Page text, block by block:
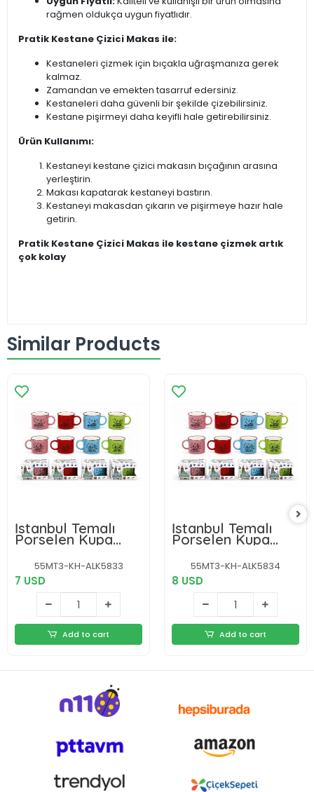
rağmen oldukça uygun fiyatlıdır.
Pratik Kestane Çizici Makas ile:
Kestaneleri çizmek için bıçakla uğraşmanıza gerek
kalmaz.
Zamandan ve emekten tasarruf edersiniz.
Kestaneleri daha güvenli bir şekilde çizebilirsiniz.
Kestane pişirmeyi daha keyifli hale getirebilirsiniz.
Ürün Kullanımı:
Kestaneyi kestane çizici makasın bıçağının arasına
yerleştirin.
Makası kapatarak kestaneyi bastırın.
Kestaneyi makasdan çıkarın ve pişirmeye hazır hale
getirin.
Pratik Kestane Çizici Makas ile kestane çizmek artık
çok kolay
Similar Products
İstanbul Temalı
Porselen Kupa
Bardak Alk5833
55MT3-KH-ALK5833
7 USD
Add to cart
İstanbul Temalı
Porselen Kupa
Bardak Alk5834
55MT3-KH-ALK5834
8 USD
Add to cart